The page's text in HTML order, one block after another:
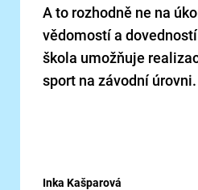
A to rozhodně ne na
vědomostí a
škola umožňuje
sport na závodní úrovni.
Inka Kašparová